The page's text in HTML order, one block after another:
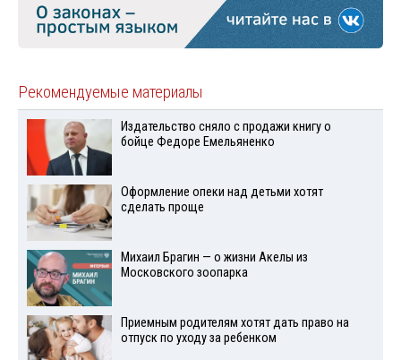
Рекомендуемые материалы
Издательство сняло с продажи книгу о
бойце Федоре Емельяненко
Оформление опеки над детьми хотят
сделать проще
Михаил Брагин — о жизни Акелы из
Московского зоопарка
Приемным родителям хотят дать право на
отпуск по уходу за ребенком